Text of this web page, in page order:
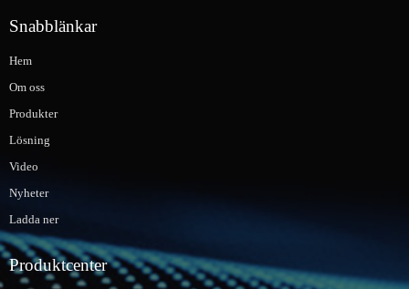
Snabblänkar
Hem
Om oss
Produkter
Lösning
Video
Nyheter
Ladda ner
Produktcenter